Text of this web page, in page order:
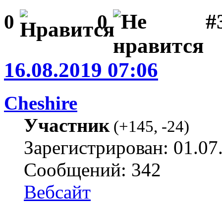
0 0
16.08.2019 07:06
Cheshire
Участник(+145, -24)
Зарегистрирован:
Сообщений: 342
Вебсайт